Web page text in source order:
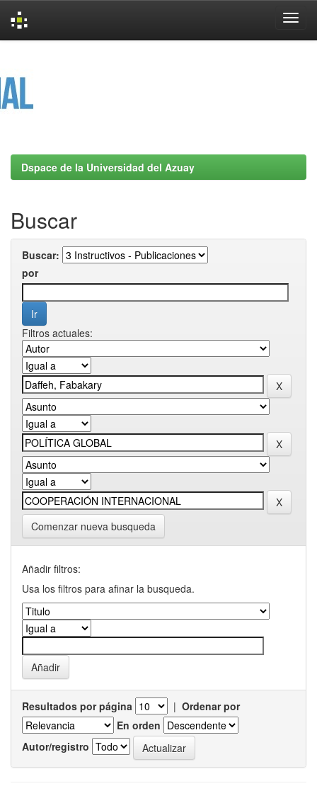
Dspace de la Universidad del Azuay
Buscar
Buscar:
por
Filtros actuales:
Comenzar nueva busqueda
Añadir filtros:
Usa los filtros para afinar la busqueda.
Resultados por página | Ordenar por
En orden
Autor/registro